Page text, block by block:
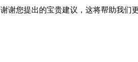
谢谢您提出的宝贵建议，这将帮助我们